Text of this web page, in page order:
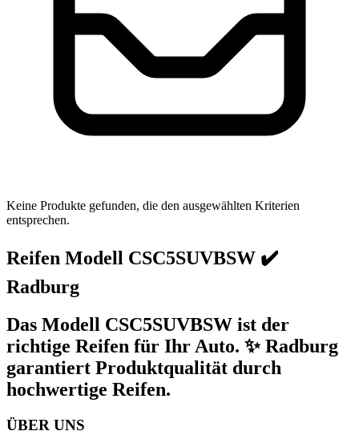
Keine Produkte gefunden, die den ausgewählten Kriterien
entsprechen.
Reifen Modell CSC5SUVBSW ✔️
Radburg
Das Modell CSC5SUVBSW ist der
richtige Reifen für Ihr Auto. ✨ Radburg
garantiert Produktqualität durch
hochwertige Reifen.
ÜBER UNS